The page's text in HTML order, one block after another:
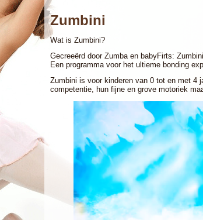
Zumbini
Wat is Zumbini?
Gecreeërd door Zumba en babyFirts:
Een programma voor het ultieme bonding
Zumbini is voor kinderen van 0 tot en met 4
competentie, hun fijne en grove motoriek